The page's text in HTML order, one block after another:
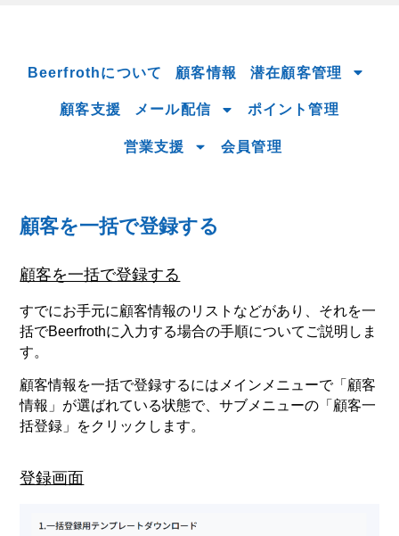
Beerfrothについて 顧客情報 潜在顧客管理
顧客支援 メール配信 ポイント管理
営業支援 会員管理
顧客を一括で登録する
顧客を一括で登録する
すでにお手元に顧客情報のリストなどがあり、それを一
括でBeerfrothに入力する場合の手順についてご説明しま
す。
顧客情報を一括で登録するにはメインメニューで「顧客
情報」 が選ばれている状態で、サブメニューの 「顧客一
括登録」 をクリックします。
登録画面